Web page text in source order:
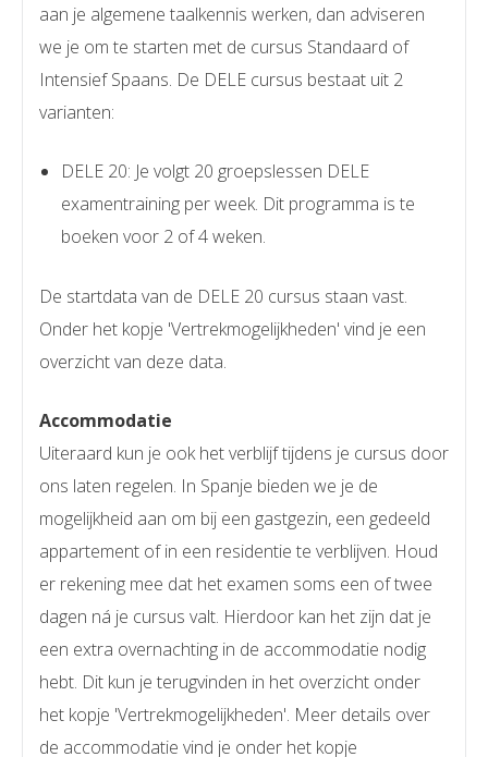
aan je algemene taalkennis werken, dan adviseren
we je om te starten met de cursus Standaard of
Intensief Spaans. De DELE cursus bestaat uit 2
varianten:
DELE 20: Je volgt 20 groepslessen DELE
examentraining per week. Dit programma is te
boeken voor 2 of 4 weken.
De startdata van de DELE 20 cursus staan vast.
Onder het kopje 'Vertrekmogelijkheden' vind je een
overzicht van deze data.
Accommodatie
Uiteraard kun je ook het verblijf tijdens je cursus door
ons laten regelen. In Spanje bieden we je de
mogelijkheid aan om bij een gastgezin, een gedeeld
appartement of in een residentie te verblijven. Houd
er rekening mee dat het examen soms een of twee
dagen ná je cursus valt. Hierdoor kan het zijn dat je
een extra overnachting in de accommodatie nodig
hebt. Dit kun je terugvinden in het overzicht onder
het kopje 'Vertrekmogelijkheden'. Meer details over
de accommodatie vind je onder het kopje